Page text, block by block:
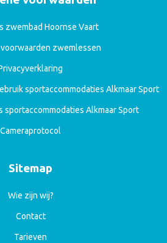
zwembad Hoornse Vaart
zwemlessen
sportaccommodaties Alkmaar Sport
sportaccommodaties Alkmaar Sport
Cameraprotocol
Sitemap
Wie zijn wij?
Contact
Tarieven